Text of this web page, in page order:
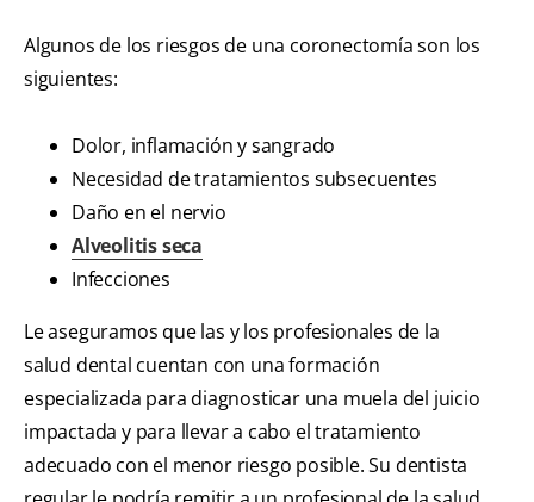
Algunos de los riesgos de una coronectomía son los
siguientes:
Dolor, inflamación y sangrado
Necesidad de tratamientos subsecuentes
Daño en el nervio
Alveolitis seca
Infecciones
Le aseguramos que las y los profesionales de la
salud dental cuentan con una formación
especializada para diagnosticar una muela del juicio
impactada y para llevar a cabo el tratamiento
adecuado con el menor riesgo posible. Su dentista